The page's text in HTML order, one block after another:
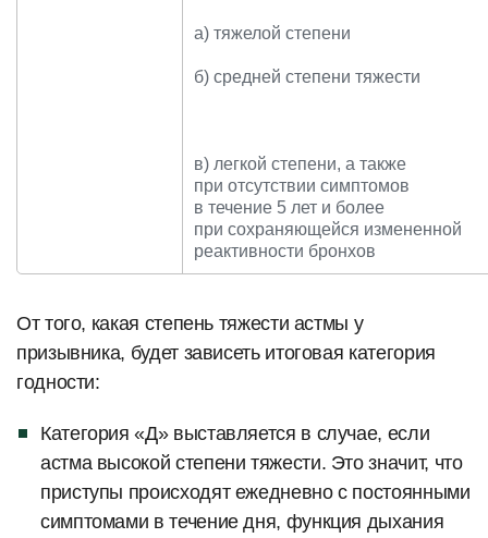
а) тяжелой степени
б) средней степени тяжести
в) легкой степени, а также
при отсутствии симптомов
в течение 5 лет и более
при сохраняющейся измененной
реактивности бронхов
От того, какая степень тяжести астмы у
призывника, будет зависеть итоговая категория
годности:
Категория «Д» выставляется в случае, если
астма высокой степени тяжести. Это значит, что
приступы происходят ежедневно с постоянными
симптомами в течение дня, функция дыхания